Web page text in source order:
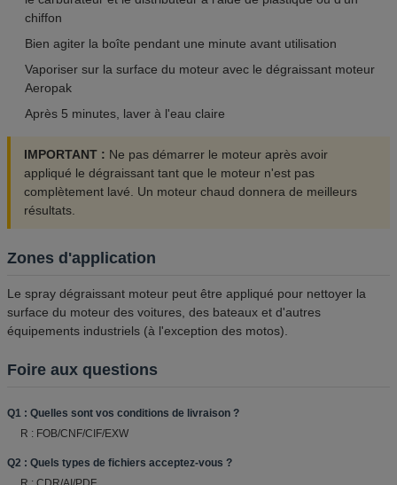
chiffon
Bien agiter la boîte pendant une minute avant utilisation
Vaporiser sur la surface du moteur avec le dégraissant moteur
Aeropak
Après 5 minutes, laver à l'eau claire
IMPORTANT : Ne pas démarrer le moteur après avoir
appliqué le dégraissant tant que le moteur n'est pas
complètement lavé. Un moteur chaud donnera de meilleurs
résultats.
Zones d'application
Le spray dégraissant moteur peut être appliqué pour nettoyer la
surface du moteur des voitures, des bateaux et d'autres
équipements industriels (à l'exception des motos).
Foire aux questions
Q1 : Quelles sont vos conditions de livraison ?
R : FOB/CNF/CIF/EXW
Q2 : Quels types de fichiers acceptez-vous ?